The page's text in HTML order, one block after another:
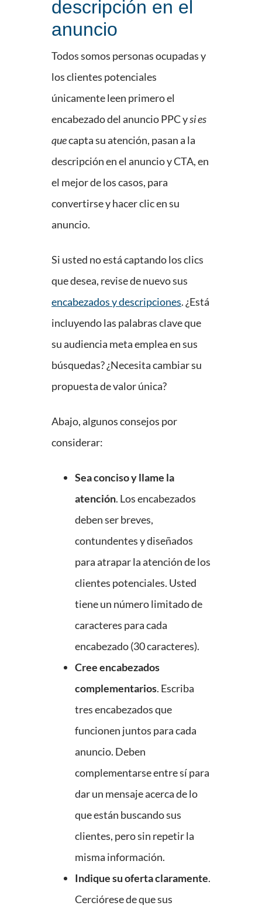
descripción en el
anuncio
Todos somos personas ocupadas y
los clientes potenciales
únicamente leen primero el
encabezado del anuncio PPC ysi es
quecapta su atención, pasan a la
descripción en el anuncio y CTA, en
el mejor de los casos, para
convertirse y hacer clic en su
anuncio.
Si usted no está captando los clics
que desea, revise de nuevo sus
encabezados y descripciones. ¿Está
incluyendo las palabras clave que
su audiencia meta emplea en sus
búsquedas? ¿Necesita cambiar su
propuesta de valor única?
Abajo, algunos consejos por
considerar:
Sea conciso y llame la
atención. Los encabezados
deben ser breves,
contundentes y diseñados
para atrapar la atención de los
clientes potenciales. Usted
tiene un número limitado de
caracteres para cada
encabezado (30 caracteres).
Cree encabezados
complementarios. Escriba
tres encabezados que
funcionen juntos para cada
anuncio. Deben
complementarse entre sí para
dar un mensaje acerca de lo
que están buscando sus
clientes, pero sin repetir la
misma información.
Indique su oferta claramente.
Cerciórese de que sus